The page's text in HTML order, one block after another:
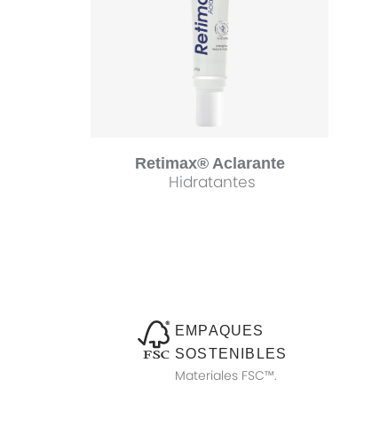
Retimax® Aclarante
Hidratantes
EMPAQUES
SOSTENIBLES
Materiales FSC™.